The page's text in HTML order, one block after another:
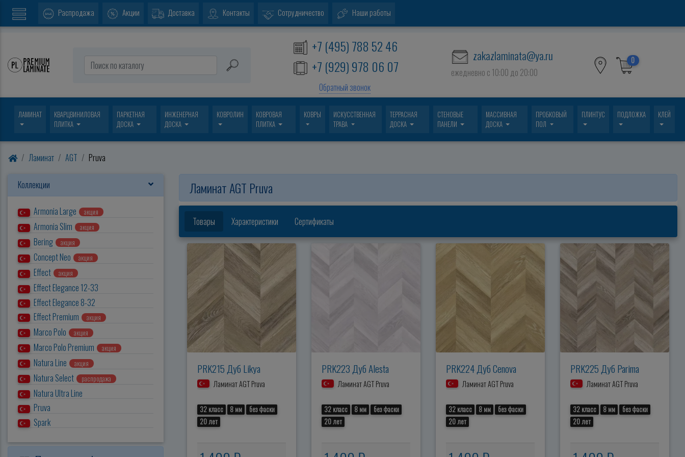
+7 (495) 788 52 46
+7 (929) 978 06 07
Обратный звонок
zakazlaminata@ya.ru
ежедневно c 10:00 до 20:00
0
ЛАМИНАТ
КВАРЦВИНИЛОВАЯ
ПЛИТКА
ПАРКЕТНАЯ
ДОСКА
ИНЖЕНЕРНАЯ
ДОСКА
КОВРОЛИН
КОВРОВАЯ
ПЛИТКА
КОВРЫ
ИСКУССТВЕННАЯ
ТРАВА
ТЕРРАСНАЯ
ДОСКА
СТЕНОВЫЕ
ПАНЕЛИ
МАССИВНАЯ
ДОСКА
ПРОБКОВЫЙ
ПОЛ
ПЛИНТУС ПОДЛОЖКА КЛЕЙ
Распродажа Акции Доставка Контакты Сотрудничество Наши работы
Ламинат AGT Pruva
Коллекции
Armonia Large акция
Armonia Slim акция
Bering акция
Concept Neo акция
Effect акция
Effect Elegance 12-33
Effect Elegance 8-32
Effect Premium
акция
Marco Polo акция
Marco Polo Premium акция
Natura Line акция
Natura Select распродажа
Natura Ultra Line
Pruva
Spark
Ламинат AGT Pruva
Товары Характеристики Сертификаты
PRK215 Дуб Likya
Ламинат AGT Pruva
32 класс 8 мм
без фаски
20 лет
PRK223 Дуб Alesta
Ламинат AGT Pruva
32 класс 8 мм
без фаски
20 лет
PRK224 Дуб Cenova
Ламинат AGT Pruva
32 класс 8 мм
без фаски
20 лет
PRK225 Дуб Parima
Ламинат AGT Pruva
32 класс 8 мм
без фаски
20 лет